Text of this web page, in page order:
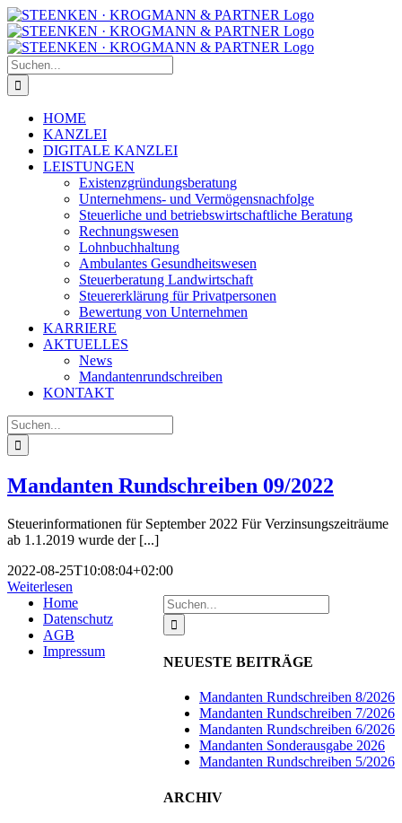
Zum
Inhalt
springen
Facebook
Instagram
Suche
nach:
HOME
KANZLEI
DIGITALE KANZLEI
LEISTUNGEN
Existenzgründungsberatung
Unternehmens- und Vermögensnachfolge
Steuerliche und betriebswirtschaftliche Beratung
Rechnungswesen
Lohnbuchhaltung
Ambulantes Gesundheitswesen
Steuerberatung Landwirtschaft
Steuererklärung für Privatpersonen
Bewertung von Unternehmen
KARRIERE
AKTUELLES
News
Mandantenrundschreiben
KONTAKT
Suche
nach:
Mandanten Rundschreiben 09/2022
Steuerinformationen für September 2022 Für Verzinsungszeiträume
ab 1.1.2019 wurde der [...]
2022-08-25T10:08:04+02:00
Weiterlesen
Suche
nach:
NEUESTE BEITRÄGE
Mandanten Rundschreiben 8/2026
Mandanten Rundschreiben 7/2026
Mandanten Rundschreiben 6/2026
Mandanten Sonderausgabe 2026
Mandanten Rundschreiben 5/2026
ARCHIV
Home
Datenschutz
AGB
Impressum